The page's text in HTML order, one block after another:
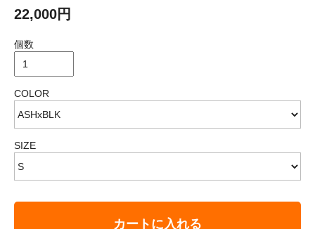
22,000円
個数
COLOR
SIZE
カートに入れる